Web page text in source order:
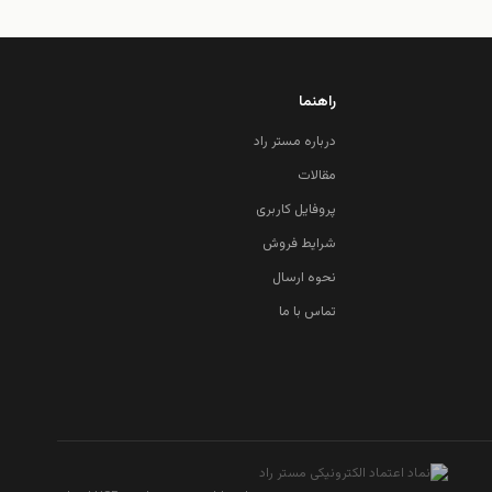
راهنما
درباره مستر راد
مقالات
پروفایل کاربری
شرایط فروش
نحوه ارسال
تماس با ما